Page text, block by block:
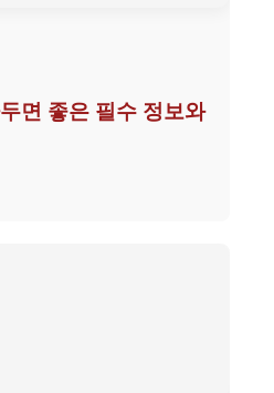
면 좋은 필수 정보와